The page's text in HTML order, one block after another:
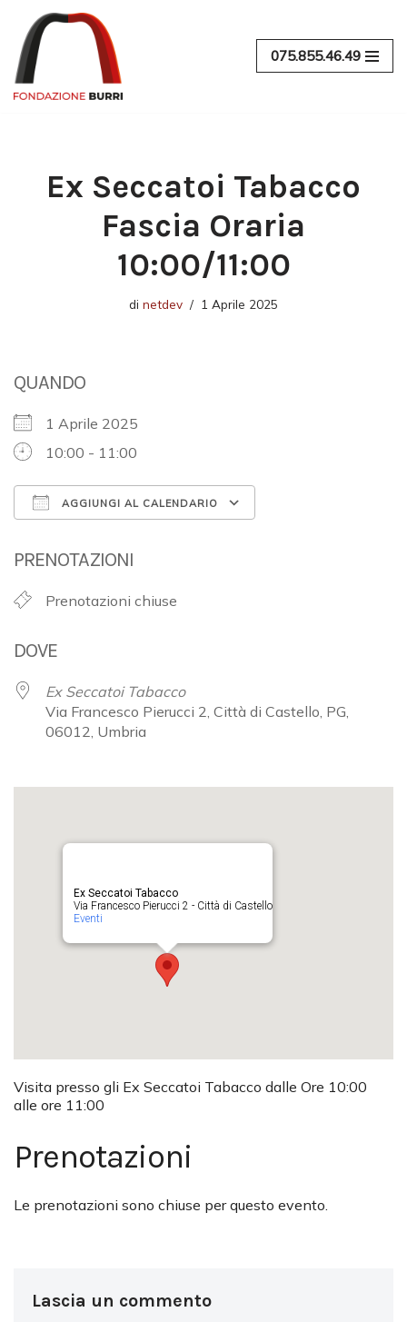
Vai
al
contenuto
075.855.46.49
Ex Seccatoi Tabacco
Fascia Oraria
10:00/11:00
di netdev 1 Aprile 2025
QUANDO
1 Aprile 2025
10:00 - 11:00
AGGIUNGI AL CALENDARIO
PRENOTAZIONI
Prenotazioni chiuse
DOVE
Ex Seccatoi Tabacco
Via Francesco Pierucci 2, Città di Castello, PG,
06012, Umbria
Ex Seccatoi Tabacco
Via Francesco Pierucci 2 - Città di Castello
Eventi
Visita presso gli Ex Seccatoi Tabacco dalle Ore 10:00
alle ore 11:00
Prenotazioni
Le prenotazioni sono chiuse per questo evento.
Lascia un commento